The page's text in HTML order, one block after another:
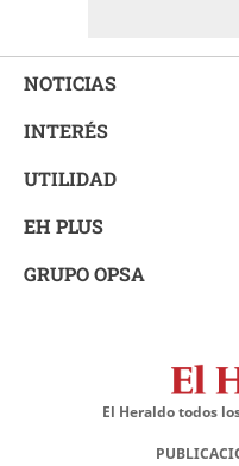
NOTICIAS
INTERÉS
UTILIDAD
EH PLUS
GRUPO OPSA
El Heraldo todos